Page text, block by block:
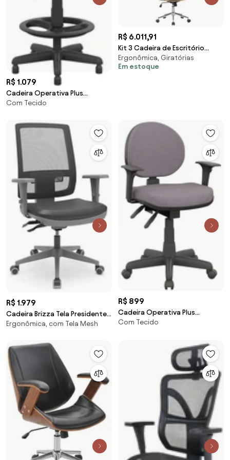
R$ 1.079
Cadeira Operativa Plus
Executiva Caixa com Back Plax -
Com Tecido
R$ 6.011,91
Kit 3 Cadeira de Escritório
Home Office Decorativas
Casemiro PU c/Regulagem de
Ergonômica, Giratórias
Em estoque
R$ 1.979
Cadeira Brizza Tela Presidente
Grafite -
Ergonômica, com Tela Mesh
R$ 899
Cadeira Operativa Plus
Executiva com Back Plax -
Com Tecido